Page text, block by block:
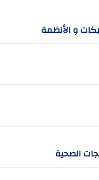
و الأنظمة
الصحية